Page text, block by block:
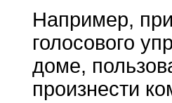
Например,
голосового
доме,
произнести